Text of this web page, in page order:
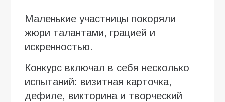
Маленькие участницы покоряли
жюри талантами, грацией и
искренностью.
Конкурс включал в себя несколько
испытаний: визитная карточка,
дефиле, викторина и творческий